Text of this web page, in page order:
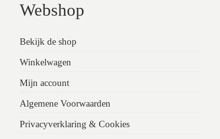
Webshop
Bekijk de shop
Winkelwagen
Mijn account
Algemene Voorwaarden
Privacyverklaring & Cookies